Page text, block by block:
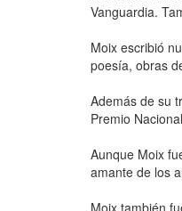
Vanguardia.
Moix escribió
poesía, obras
Además de su
Premio
Aunque Moix
amante de los
Moix también